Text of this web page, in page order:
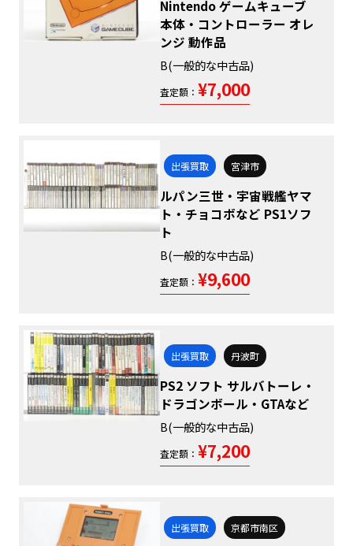
Nintendo ゲームキューブ
本体・コントローラー オレ
ンジ 動作品
B(一般的な中古品)
査定額： ¥7,000
出張買取 宮津市
ルパン三世・宇宙戦艦ヤマ
ト・チョコボなど PS1ソフ
ト
B(一般的な中古品)
査定額： ¥9,600
出張買取 丹波町
PS2 ソフト サルバトーレ・
ドラゴンボール・GTAなど
B(一般的な中古品)
査定額： ¥7,200
出張買取 京都市南区